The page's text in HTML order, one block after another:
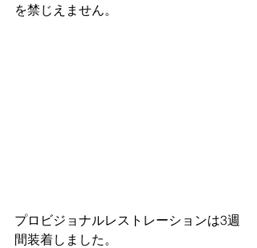
を禁じえません。
プロビジョナルレストレーションは3週
間装着しました。